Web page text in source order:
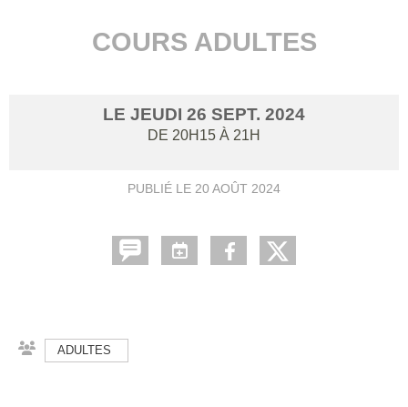
COURS ADULTES
LE JEUDI 26 SEPT. 2024
DE 20H15 À 21H
PUBLIÉ LE 20 AOÛT 2024
ADULTES